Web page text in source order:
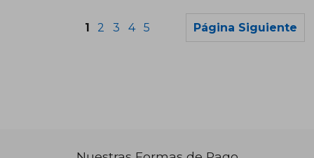
1 2 3 4 5 Página Siguiente